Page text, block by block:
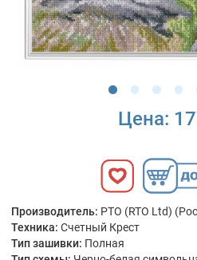
Цена:
Производитель: РТО (RTO Ltd)
Техника: Счетный Крест
Тип зашивки: Полная